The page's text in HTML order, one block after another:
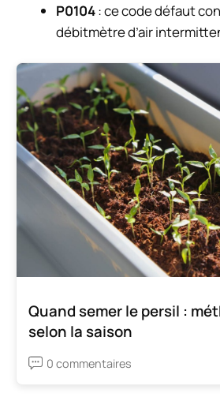
P0104: ce code défaut
débitmètre d’air
Quand semer le persil :
selon la saison
0 commentaires